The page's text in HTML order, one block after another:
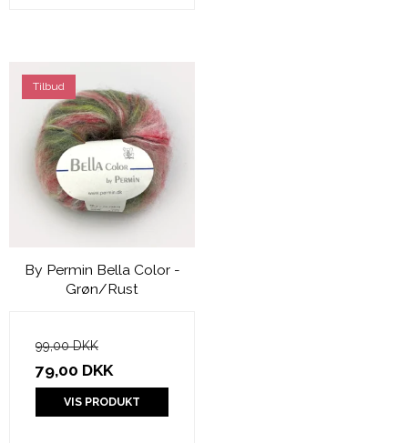
Tilbud
By Permin Bella Color -
Grøn/Rust
99,00 DKK
79,00 DKK
VIS PRODUKT